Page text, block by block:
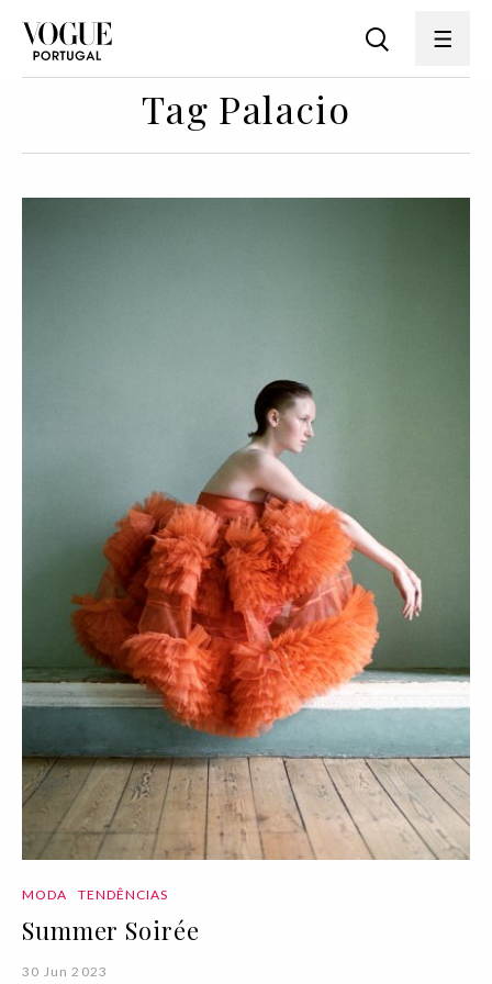
Tag Palacio
MODA TENDÊNCIAS
Summer Soirée
30 Jun 2023